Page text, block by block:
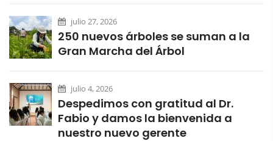
julio 27, 2026
250 nuevos árboles se suman a la
Gran Marcha del Árbol
julio 4, 2026
Despedimos con gratitud al Dr.
Fabio y damos la bienvenida a
nuestro nuevo gerente